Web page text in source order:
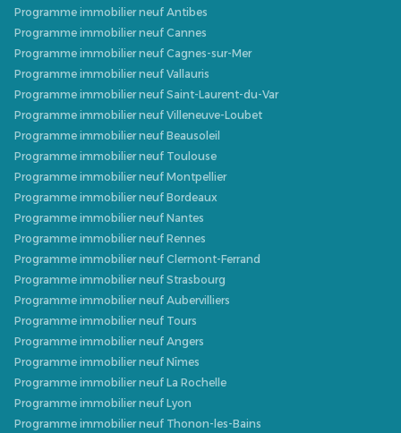
Programme immobilier neuf Antibes
Programme immobilier neuf Cannes
Programme immobilier neuf Cagnes-sur-Mer
Programme immobilier neuf Vallauris
Programme immobilier neuf Saint-Laurent-du-Var
Programme immobilier neuf Villeneuve-Loubet
Programme immobilier neuf Beausoleil
Programme immobilier neuf Toulouse
Programme immobilier neuf Montpellier
Programme immobilier neuf Bordeaux
Programme immobilier neuf Nantes
Programme immobilier neuf Rennes
Programme immobilier neuf Clermont-Ferrand
Programme immobilier neuf Strasbourg
Programme immobilier neuf Aubervilliers
Programme immobilier neuf Tours
Programme immobilier neuf Angers
Programme immobilier neuf Nîmes
Programme immobilier neuf La Rochelle
Programme immobilier neuf Lyon
Programme immobilier neuf Thonon-les-Bains